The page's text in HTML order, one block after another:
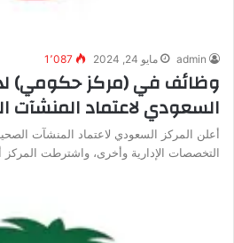
admin مايو 24, 2024 1٬087
وظائف في (مركز حكومي)
السعودي لاعتماد المنشآت
أعلن المركز السعودي لاعتماد المنشآت
التخصصات الإدارية وأخرى، واشترطت